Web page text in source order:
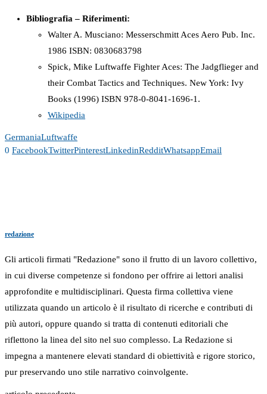
Bibliografia – Riferimenti:
Walter A. Musciano: Messerschmitt Aces Aero Pub. Inc.
1986 ISBN: 0830683798
Spick, Mike Luftwaffe Fighter Aces: The Jadgflieger and
their Combat Tactics and Techniques. New York: Ivy
Books (1996) ISBN 978-0-8041-1696-1.
Wikipedia
GermaniaLuftwaffe
0 FacebookTwitterPinterestLinkedinRedditWhatsappEmail
redazione
Gli articoli firmati "Redazione" sono il frutto di un lavoro collettivo,
in cui diverse competenze si fondono per offrire ai lettori analisi
approfondite e multidisciplinari. Questa firma collettiva viene
utilizzata quando un articolo è il risultato di ricerche e contributi di
più autori, oppure quando si tratta di contenuti editoriali che
riflettono la linea del sito nel suo complesso. La Redazione si
impegna a mantenere elevati standard di obiettività e rigore storico,
pur preservando uno stile narrativo coinvolgente.